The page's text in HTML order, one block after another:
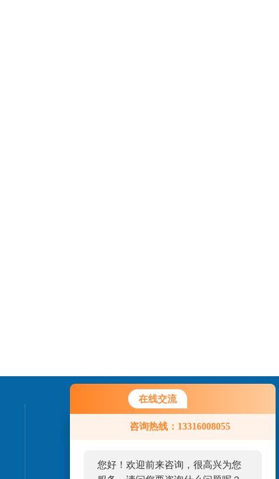
在线交流
咨询热线：13316008055
您好！欢迎前来咨询，很高兴为您
联系我们